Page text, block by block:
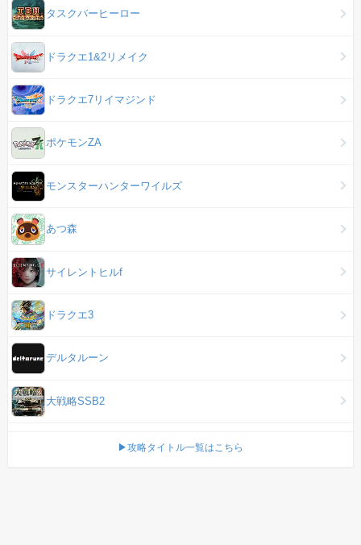
タスクバーヒーロー
ドラクエ1&2リメイク
ドラクエ7リイマジンド
ポケモンZA
モンスターハンターワイルズ
あつ森
サイレントヒルf
ドラクエ3
デルタルーン
大戦略SSB2
▶攻略タイトル一覧はこちら